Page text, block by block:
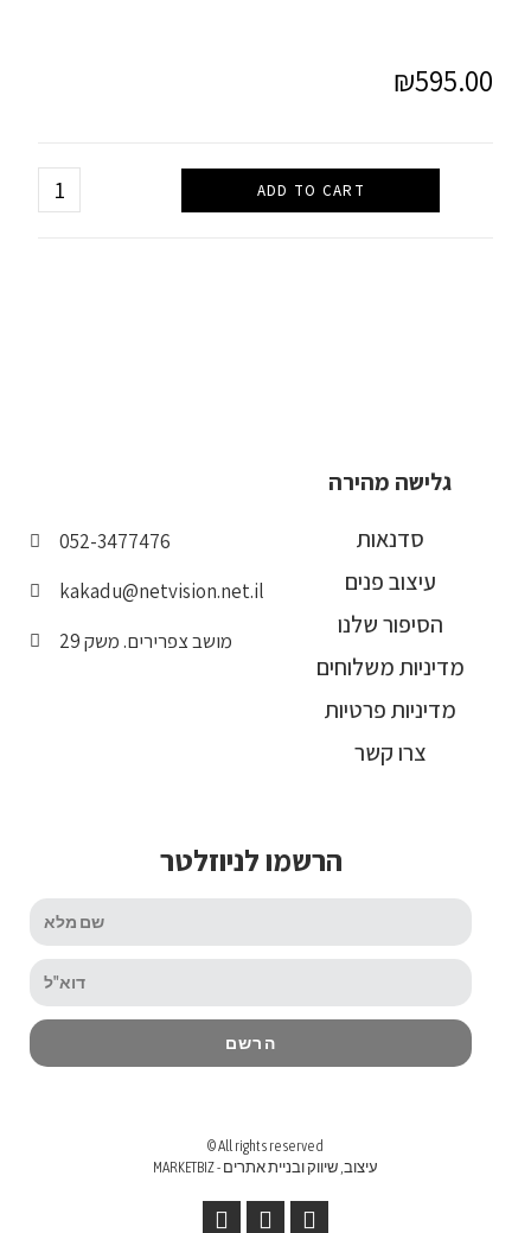
₪595.00
ADD TO CART
052-3477476
kakadu@netvision.net.il
מושב צפרירים. משק 29
גלישה מהירה
סדנאות
עיצוב פנים
הסיפור שלנו
מדיניות משלוחים
מדיניות פרטיות
צרו קשר
הרשמו לניוזלטר
הרשם
© All rights reserved
MARKETBIZ - עיצוב, שיווק ובניית אתרים